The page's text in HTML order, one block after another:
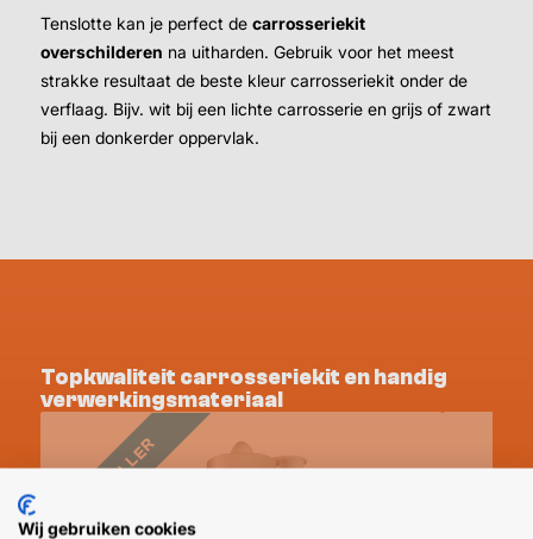
Tenslotte kan je perfect de carrosseriekit
overschilderen na uitharden. Gebruik voor het meest
strakke resultaat de beste kleur carrosseriekit onder de
verflaag. Bijv. wit bij een lichte carrosserie en grijs of zwart
bij een donkerder oppervlak.
Topkwaliteit carrosseriekit en handig
verwerkingsmateriaal
BESTSELLER
Wij gebruiken cookies